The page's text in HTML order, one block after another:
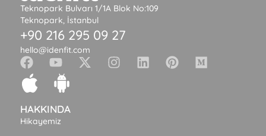
Teknopark Bulvarı 1/1A Blok No:109
Teknopark, İstanbul
+90 216 295 09 27
hello@idenfit.com
HAKKINDA
Hikayemiz